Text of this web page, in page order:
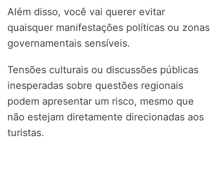
Além disso, você vai querer evitar
quaisquer manifestações políticas ou zonas
governamentais sensíveis.
Tensões culturais ou discussões públicas
inesperadas sobre questões regionais
podem apresentar um risco, mesmo que
não estejam diretamente direcionadas aos
turistas.